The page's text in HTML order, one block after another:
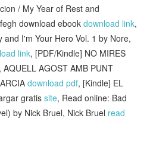
/ My Year of Rest and
download ebookdownload link,
and I'm Your Hero Vol. 1 by Nore,
link, [PDF/Kindle] NO MIRES
, AQUELL AGOST AMB PUNT
download pdf, [Kindle] EL
gratissite, Read online: Bad
by Nick Bruel, Nick Bruel read